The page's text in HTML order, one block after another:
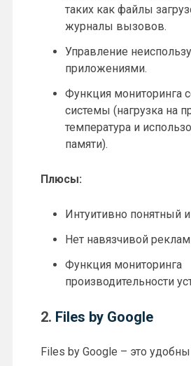
таких как файлы
журналы вызовов.
Управление
приложениями.
Функция мониторинга
системы (нагрузка на
температура и
памяти).
Плюсы:
Интуитивно понятный
Нет навязчивой
Функция мониторинга
производительности
2. Files by Google
Files by Google – это